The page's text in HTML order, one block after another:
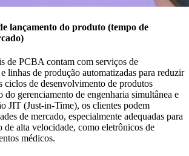
lançamento do produto (tempo de
de PCBA contam com serviços de
linhas de produção automatizadas para reduzir
ciclos de desenvolvimento de produtos
do gerenciamento de engenharia simultânea e
JIT (Just-in-Time), os clientes podem
de mercado, especialmente adequadas para
de alta velocidade, como eletrônicos de
médicos.